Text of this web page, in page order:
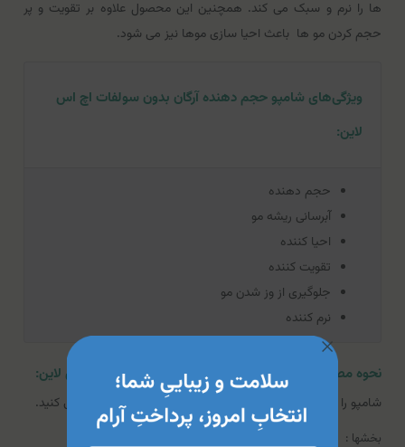
ها را نرم و سبک می‌ کند. همچنین این محصول علاوه بر تقویت و پر
حجم کردن مو ها باعث احیا سازی موها نیز می شود.
ویژگی‌های شامپو حجم دهنده آرگان بدون سولفات اچ اس
لاین:
حجم دهنده
آبرسانی ریشه مو
احیا کننده
تقویت کننده
جلوگیری از وز شدن مو
نرم کننده
نحوه مصرف شامپو حجم دهنده آرگان بدون سولفات اچ اس لاین:
شامپو را روی موهای مرطوب ریخته و ماساژ دهید و سپس آبکشی کنید.
بخشها :